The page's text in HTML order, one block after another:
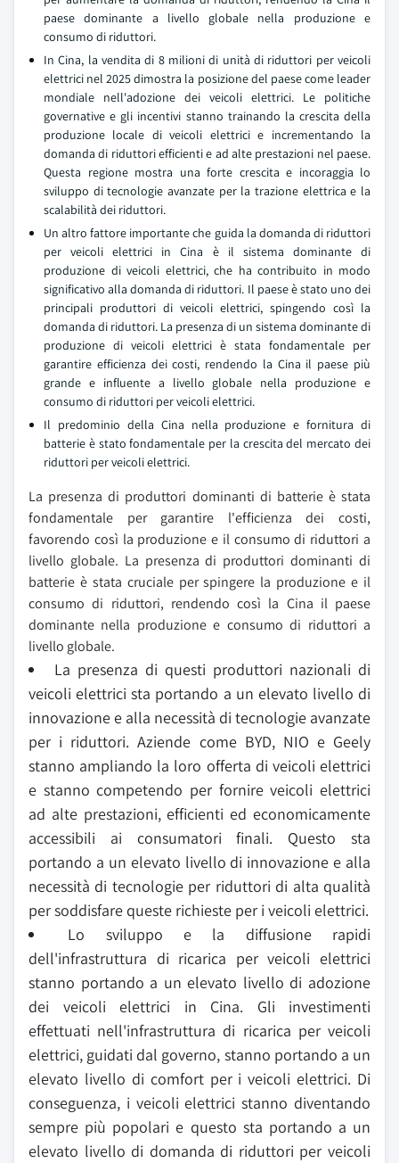
paese dominante a livello globale nella produzione e
consumo di riduttori.
In Cina, la vendita di 8 milioni di unità di riduttori per veicoli
elettrici nel 2025 dimostra la posizione del paese come leader
mondiale nell'adozione dei veicoli elettrici. Le politiche
governative e gli incentivi stanno trainando la crescita della
produzione locale di veicoli elettrici e incrementando la
domanda di riduttori efficienti e ad alte prestazioni nel paese.
Questa regione mostra una forte crescita e incoraggia lo
sviluppo di tecnologie avanzate per la trazione elettrica e la
scalabilità dei riduttori.
Un altro fattore importante che guida la domanda di riduttori
per veicoli elettrici in Cina è il sistema dominante di
produzione di veicoli elettrici, che ha contribuito in modo
significativo alla domanda di riduttori. Il paese è stato uno dei
principali produttori di veicoli elettrici, spingendo così la
domanda di riduttori. La presenza di un sistema dominante di
produzione di veicoli elettrici è stata fondamentale per
garantire efficienza dei costi, rendendo la Cina il paese più
grande e influente a livello globale nella produzione e
consumo di riduttori per veicoli elettrici.
Il predominio della Cina nella produzione e fornitura di
batterie è stato fondamentale per la crescita del mercato dei
riduttori per veicoli elettrici.
La presenza di produttori dominanti di batterie è stata
fondamentale per garantire l'efficienza dei costi,
favorendo così la produzione e il consumo di riduttori a
livello globale. La presenza di produttori dominanti di
batterie è stata cruciale per spingere la produzione e il
consumo di riduttori, rendendo così la Cina il paese
dominante nella produzione e consumo di riduttori a
livello globale.
La presenza di questi produttori nazionali di
veicoli elettrici sta portando a un elevato livello di
innovazione e alla necessità di tecnologie avanzate
per i riduttori. Aziende come BYD, NIO e Geely
stanno ampliando la loro offerta di veicoli elettrici
e stanno competendo per fornire veicoli elettrici
ad alte prestazioni, efficienti ed economicamente
accessibili ai consumatori finali. Questo sta
portando a un elevato livello di innovazione e alla
necessità di tecnologie per riduttori di alta qualità
per soddisfare queste richieste per i veicoli elettrici.
Lo sviluppo e la diffusione rapidi
dell'infrastruttura di ricarica per veicoli elettrici
stanno portando a un elevato livello di adozione
dei veicoli elettrici in Cina. Gli investimenti
effettuati nell'infrastruttura di ricarica per veicoli
elettrici, guidati dal governo, stanno portando a un
elevato livello di comfort per i veicoli elettrici. Di
conseguenza, i veicoli elettrici stanno diventando
sempre più popolari e questo sta portando a un
elevato livello di domanda di riduttori per veicoli